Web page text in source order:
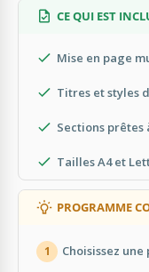
CE QUI EST
Mise en page
Titres et styles
Sections
Tailles A4 et
PROGRAMME
1 Choisissez